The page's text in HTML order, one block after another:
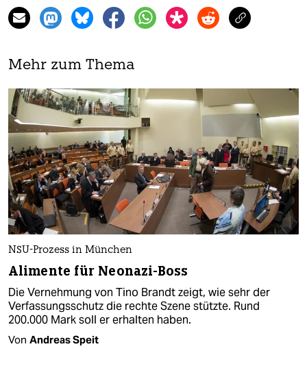
Mehr zum Thema
NSU-Prozess in München
Alimente für Neonazi-Boss
Die Vernehmung von Tino Brandt zeigt, wie sehr der
Verfassungsschutz die rechte Szene stützte. Rund
200.000 Mark soll er erhalten haben.
Von Andreas Speit